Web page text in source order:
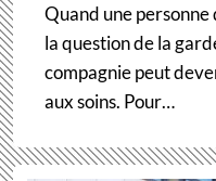
Quand une
la question de la
compagnie peut
aux soins. Pour…